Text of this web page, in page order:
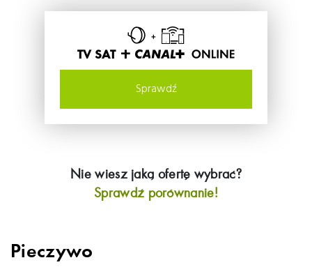
TV SAT +
Sprawdź
Nie wiesz jaką ofertę wybrać?
Sprawdź porównanie!
Pieczywo